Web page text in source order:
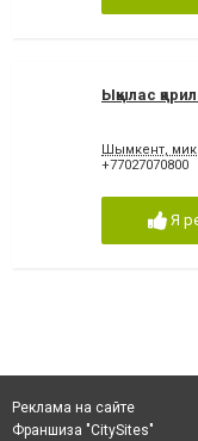
Ықылас
Шымкент,
+77027070800
Я
Реклама на сайте
Франшиза "CitySites"